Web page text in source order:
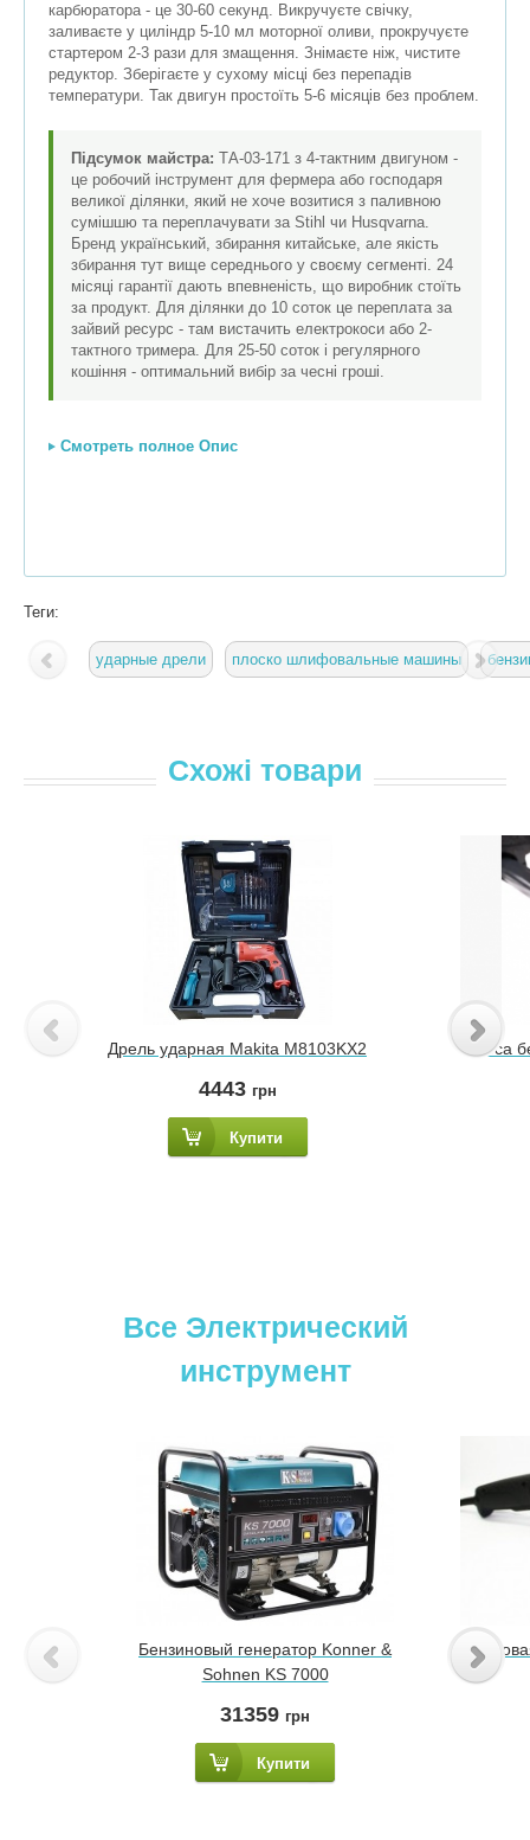
карбюратора - це 30-60 секунд. Викручуєте свічку,
заливаєте у циліндр 5-10 мл моторної оливи, прокручуєте
стартером 2-3 рази для змащення. Знімаєте ніж, чистите
редуктор. Зберігаєте у сухому місці без перепадів
температури. Так двигун простоїть 5-6 місяців без проблем.
Підсумок майстра: ТА-03-171 з 4-тактним двигуном -
це робочий інструмент для фермера або господаря
великої ділянки, який не хоче возитися з паливною
сумішшю та переплачувати за Stihl чи Husqvarna.
Бренд український, збирання китайське, але якість
збирання тут вище середнього у своєму сегменті. 24
місяці гарантії дають впевненість, що виробник стоїть
за продукт. Для ділянки до 10 соток це переплата за
зайвий ресурс - там вистачить електрокоси або 2-
тактного тримера. Для 25-50 соток і регулярного
кошіння - оптимальний вибір за чесні гроші.
Смотреть полное Опис
Теги:
ударные дрели плоско шлифовальные машины
Схожі товари
Дрель ударная Makita M8103KX2
4443 грн
Купити
Коса
Все Электрический
инструмент
Бензиновый генератор Konner &
Sohnen KS 7000
31359 грн
Купити